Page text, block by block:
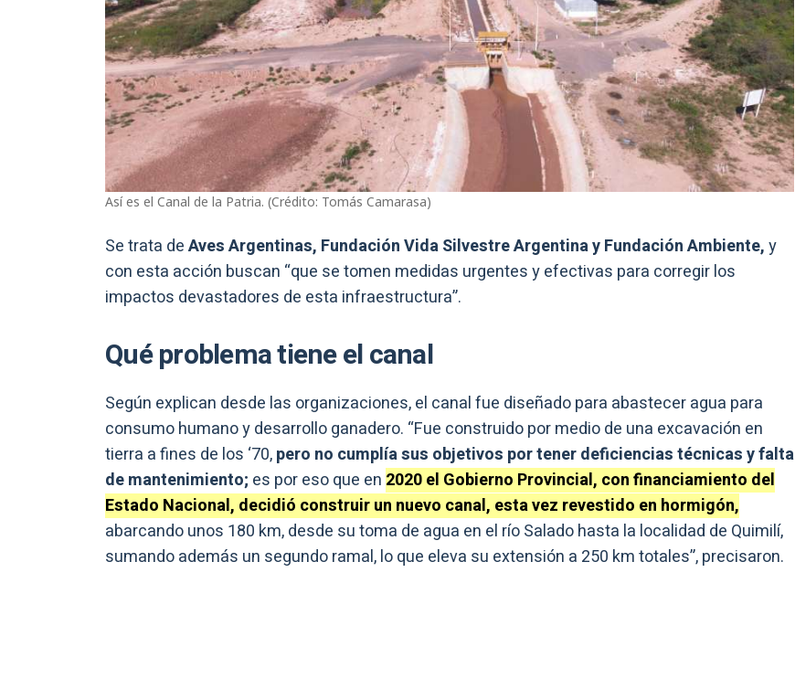
Así es el Canal de la Patria. (Crédito: Tomás Camarasa)
Se trata deAves Argentinas, Fundación Vida Silvestre Argentina y Fundación Ambiente,y
con esta acción buscan “que se tomen medidas urgentes y efectivas para corregir los
impactos devastadores de esta infraestructura”.
Qué problema tiene el canal
Según explican desde las organizaciones, el canal fue diseñado para abastecer agua para
consumo humano y desarrollo ganadero. “Fue construido por medio de una excavación en
tierra a fines de los ‘70,pero no cumplía sus objetivos por tener deficiencias técnicas y falta
de mantenimiento; es por eso que en 2020 el Gobierno Provincial, con financiamiento del
Estado Nacional, decidió construir un nuevo canal, esta vez revestido en hormigón,
abarcando unos 180 km, desde su toma de agua en el río Salado hasta la localidad de Quimilí,
sumando además un segundo ramal, lo que eleva su extensión a 250 km totales”, precisaron.